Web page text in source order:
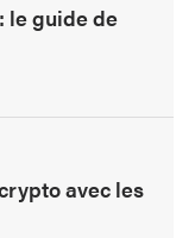
le guide de
avec les